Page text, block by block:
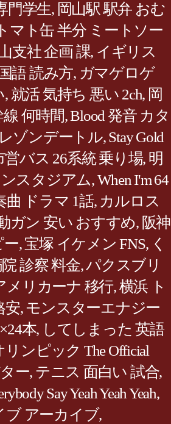
門学生, 岡山駅 駅弁 おむ
トマト缶 半分 ミートソー
支社 企画 課, イギリス
語 読み方, ガマゲロゲ
, 就活 気持ち 悪い 2ch, 岡
何時間,Blood 発音 カタ
ゾンデートル,Stay Gold
営バス 26系統 乗り場, 明
ンスタジアム,When I'm 64
曲 ドラマ 1話, カルロス
ガン 安い おすすめ, 阪神
ー,宝塚 イケメン FNS, く
診察 料金,パクスブリ
メリカーナ 移行,横浜 ト
安,モンスターエナジー
本, してしまった 英語
リンピック The Official
ー, テニス 面白い 試合,
Say Yeah Yeah Yeah,
ブ アーカイブ,